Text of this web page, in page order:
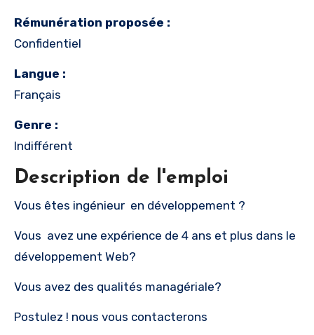
Rémunération proposée :
Confidentiel
Langue :
Français
Genre :
Indifférent
Description de l'emploi
Vous êtes ingénieur en développement ?
Vous avez une expérience de 4 ans et plus dans le
développement Web?
Vous avez des qualités managériale?
Postulez ! nous vous contacterons